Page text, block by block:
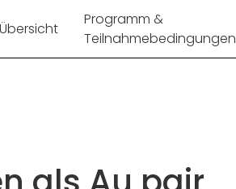
Übersicht
Programm &
Teilnahmebedingungen